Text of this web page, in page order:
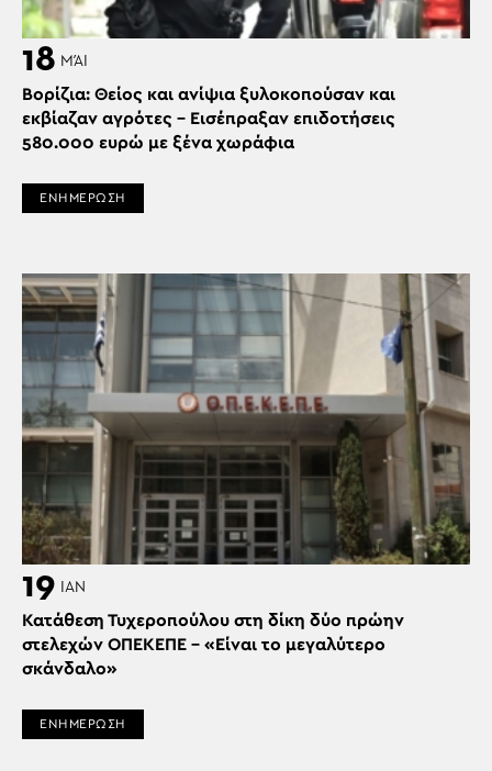
18 ΜΆΙ
Βορίζια: Θείος και ανίψια ξυλοκοπούσαν και
εκβίαζαν αγρότες – Εισέπραξαν επιδοτήσεις
580.000 ευρώ με ξένα χωράφια
ΕΝΗΜΕΡΩΣΗ
19 ΙΑΝ
Κατάθεση Τυχεροπούλου στη δίκη δύο πρώην
στελεχών ΟΠΕΚΕΠΕ – «Είναι το μεγαλύτερο
σκάνδαλο»
ΕΝΗΜΕΡΩΣΗ